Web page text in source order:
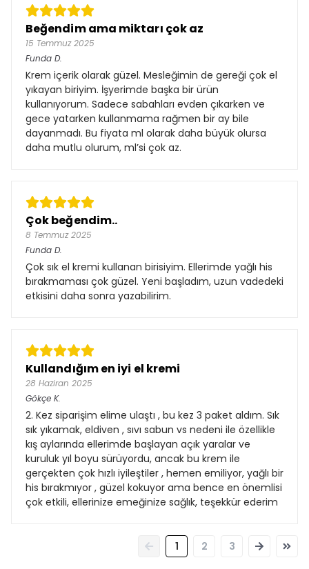
Beğendim ama miktarı çok az
15 Temmuz 2025
Funda D.
Krem içerik olarak güzel. Mesleğimin de gereği çok el
yıkayan biriyim. İşyerimde başka bir ürün
kullanıyorum. Sadece sabahları evden çıkarken ve
gece yatarken kullanmama rağmen bir ay bile
dayanmadı. Bu fiyata ml olarak daha büyük olursa
daha mutlu olurum, ml’si çok az.
Çok beğendim..
8 Temmuz 2025
Funda D.
Çok sık el kremi kullanan birisiyim. Ellerimde yağlı his
bırakmaması çok güzel. Yeni başladım, uzun vadedeki
etkisini daha sonra yazabilirim.
Kullandığım en iyi el kremi
28 Haziran 2025
Gökçe K.
2. Kez siparişim elime ulaştı , bu kez 3 paket aldım. Sık
sık yıkamak, eldiven , sıvı sabun vs nedeni ile özellikle
kış aylarında ellerimde başlayan açık yaralar ve
kuruluk yıl boyu sürüyordu, ancak bu krem ile
gerçekten çok hızlı iyileştiler , hemen emiliyor, yağlı bir
his bırakmıyor , güzel kokuyor ama bence en önemlisi
çok etkili, ellerinize emeğinize sağlık, teşekkür ederim
1 2 3